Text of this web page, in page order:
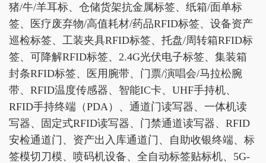
猪/牛/羊耳标、仓储货架抗金属标签、纸箱/面单标
签、医疗废弃物/高值耗材/药品RFID标签、设备资产
巡检标签、工装夹具RFID标签、托盘/周转箱RFID标
签、可降解RFID标签、2.4G光伏电子标签、集装箱
封条RFID标签、医用腕带、门票/演唱会/马拉松腕
带、RFID温度传感器、智能IC卡、UHF手持机、
RFID手持终端（PDA）、通道门读写器、一体机读
写器、固定式RFID读写器、门禁通道读写器、RFID
安检通道门、资产出入库通道门、自助收银终端、标
签模切刀模、喷码机设备、全自动标签贴标机、5G-